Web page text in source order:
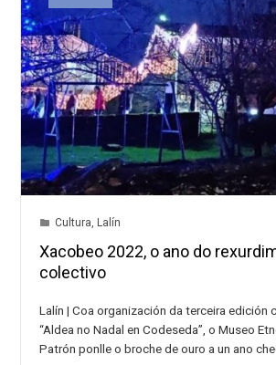
Cultura, Lalín
Xacobeo 2022, o ano do
colectivo
Lalín | Coa organización da terceira edición
“Aldea no Nadal en Codeseda”, o Museo
Patrón ponlle o broche de ouro a un ano